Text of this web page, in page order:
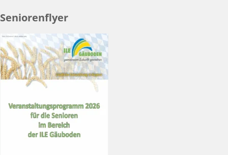
Seniorenflyer